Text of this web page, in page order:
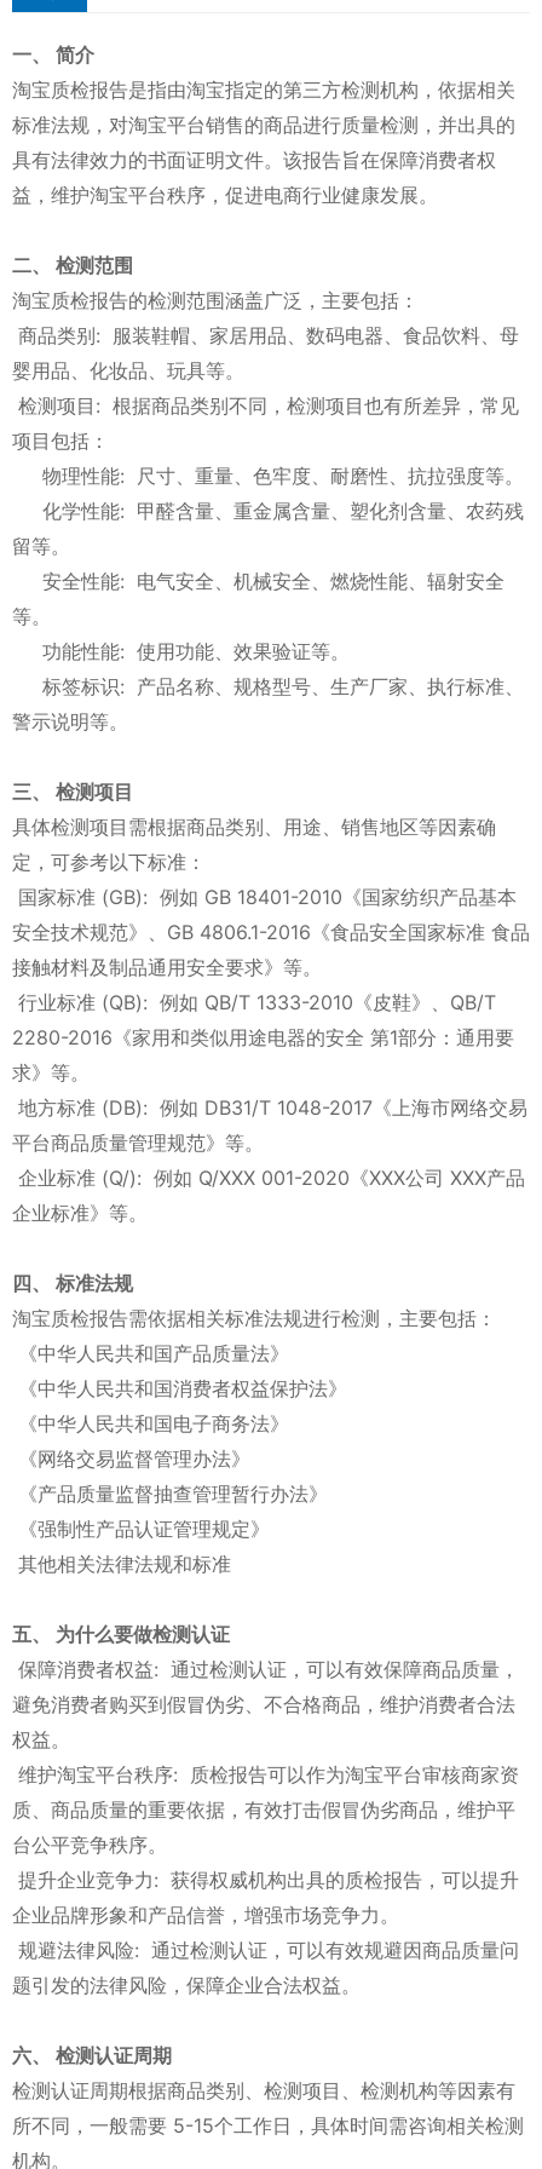
一、 简介
淘宝质检报告是指由淘宝指定的第三方检测机构，依据相关
标准法规，对淘宝平台销售的商品进行质量检测，并出具的
具有法律效力的书面证明文件。该报告旨在保障消费者权
益，维护淘宝平台秩序，促进电商行业健康发展。
二、 检测范围
淘宝质检报告的检测范围涵盖广泛，主要包括：
商品类别: 服装鞋帽、家居用品、数码电器、食品饮料、母
婴用品、化妆品、玩具等。
检测项目: 根据商品类别不同，检测项目也有所差异，常见
项目包括：
物理性能: 尺寸、重量、色牢度、耐磨性、抗拉强度等。
化学性能: 甲醛含量、重金属含量、塑化剂含量、农药残
留等。
安全性能: 电气安全、机械安全、燃烧性能、辐射安全
等。
功能性能: 使用功能、效果验证等。
标签标识: 产品名称、规格型号、生产厂家、执行标准、
警示说明等。
三、 检测项目
具体检测项目需根据商品类别、用途、销售地区等因素确
定，可参考以下标准：
国家标准 (GB): 例如 GB 18401-2010《国家纺织产品基本
安全技术规范》、GB 4806.1-2016《食品安全国家标准 食品
接触材料及制品通用安全要求》等。
行业标准 (QB): 例如 QB/T 1333-2010《皮鞋》、QB/T
2280-2016《家用和类似用途电器的安全 第1部分：通用要
求》等。
地方标准 (DB): 例如 DB31/T 1048-2017《上海市网络交易
平台商品质量管理规范》等。
企业标准 (Q/): 例如 Q/XXX 001-2020《XXX公司 XXX产品
企业标准》等。
四、 标准法规
淘宝质检报告需依据相关标准法规进行检测，主要包括：
《中华人民共和国产品质量法》
《中华人民共和国消费者权益保护法》
《中华人民共和国电子商务法》
《网络交易监督管理办法》
《产品质量监督抽查管理暂行办法》
《强制性产品认证管理规定》
其他相关法律法规和标准
五、 为什么要做检测认证
保障消费者权益: 通过检测认证，可以有效保障商品质量，
避免消费者购买到假冒伪劣、不合格商品，维护消费者合法
权益。
维护淘宝平台秩序: 质检报告可以作为淘宝平台审核商家资
质、商品质量的重要依据，有效打击假冒伪劣商品，维护平
台公平竞争秩序。
提升企业竞争力: 获得权威机构出具的质检报告，可以提升
企业品牌形象和产品信誉，增强市场竞争力。
规避法律风险: 通过检测认证，可以有效规避因商品质量问
题引发的法律风险，保障企业合法权益。
六、 检测认证周期
检测认证周期根据商品类别、检测项目、检测机构等因素有
所不同，一般需要 5-15个工作日，具体时间需咨询相关检测
机构。